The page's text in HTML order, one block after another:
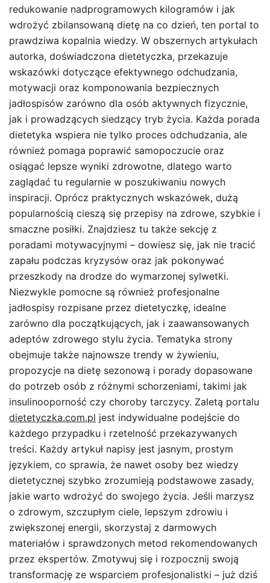
redukowanie nadprogramowych kilogramów i jak
wdrożyć zbilansowaną dietę na co dzień, ten portal to
prawdziwa kopalnia wiedzy. W obszernych artykułach
autorka, doświadczona dietetyczka, przekazuje
wskazówki dotyczące efektywnego odchudzania,
motywacji oraz komponowania bezpiecznych
jadłospisów zarówno dla osób aktywnych fizycznie,
jak i prowadzących siedzący tryb życia. Każda porada
dietetyka wspiera nie tylko proces odchudzania, ale
również pomaga poprawić samopoczucie oraz
osiągać lepsze wyniki zdrowotne, dlatego warto
zaglądać tu regularnie w poszukiwaniu nowych
inspiracji. Oprócz praktycznych wskazówek, dużą
popularnością cieszą się przepisy na zdrowe, szybkie i
smaczne posiłki. Znajdziesz tu także sekcję z
poradami motywacyjnymi – dowiesz się, jak nie tracić
zapału podczas kryzysów oraz jak pokonywać
przeszkody na drodze do wymarzonej sylwetki.
Niezwykle pomocne są również profesjonalne
jadłospisy rozpisane przez dietetyczkę, idealne
zarówno dla początkujących, jak i zaawansowanych
adeptów zdrowego stylu życia. Tematyka strony
obejmuje także najnowsze trendy w żywieniu,
propozycje na dietę sezonową i porady dopasowane
do potrzeb osób z różnymi schorzeniami, takimi jak
insulinooporność czy choroby tarczycy. Zaletą portalu
dietetyczka.com.pl jest indywidualne podejście do
każdego przypadku i rzetelność przekazywanych
treści. Każdy artykuł napisy jest jasnym, prostym
językiem, co sprawia, że nawet osoby bez wiedzy
dietetycznej szybko zrozumieją podstawowe zasady,
jakie warto wdrożyć do swojego życia. Jeśli marzysz
o zdrowym, szczupłym ciele, lepszym zdrowiu i
zwiększonej energii, skorzystaj z darmowych
materiałów i sprawdzonych metod rekomendowanych
przez ekspertów. Zmotywuj się i rozpocznij swoją
transformację ze wsparciem profesjonalistki – już dziś